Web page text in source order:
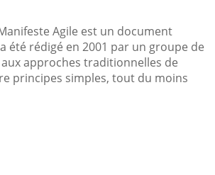
Agile est un document
été rédigé en 2001 par un groupe de
approches traditionnelles de
principes simples, tout du moins